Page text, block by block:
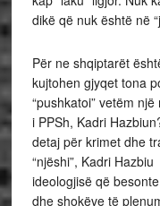
dikë që nuk është në
Për ne shqiptarët
kujtohen gjyqet tona
“pushkatoi” vetëm
i PPSh, Kadri
detaj për krimet dhe
“njëshi”, Kadri
ideologjisë që
dhe shokëve të